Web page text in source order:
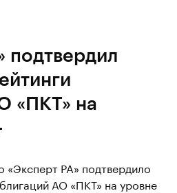
подтвердил
«ПКТ» на
«Эксперт РА» подтвердило
АО «ПКТ» на уровне